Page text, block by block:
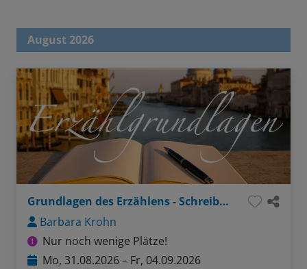
August 2026
Grundlagen des Erzählens - Schreiben in der Lagunenstadt
Barbara Krohn
Nur noch wenige Plätze!
Mo, 31.08.2026 – Fr, 04.09.2026